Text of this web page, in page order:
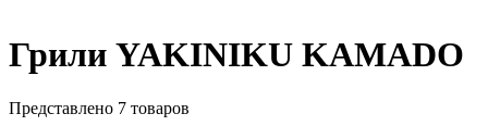
Грили YAKINIKU KAMADO
Представлено 7 товаров